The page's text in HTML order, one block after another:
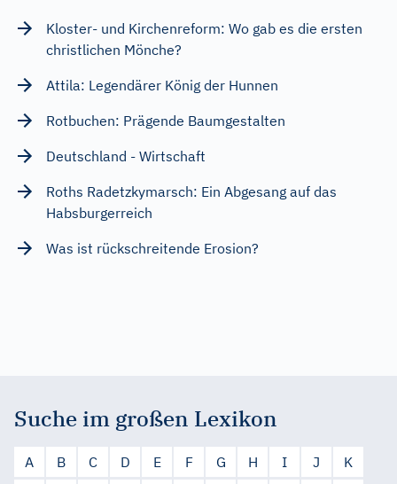
Kloster- und Kirchenreform: Wo gab es die ersten
christlichen Mönche?
Attila: Legendärer König der Hunnen
Rotbuchen: Prägende Baumgestalten
Deutschland - Wirtschaft
Roths Radetzkymarsch: Ein Abgesang auf das
Habsburgerreich
Was ist rückschreitende Erosion?
Suche im großen Lexikon
A B C D E F G H I J
K